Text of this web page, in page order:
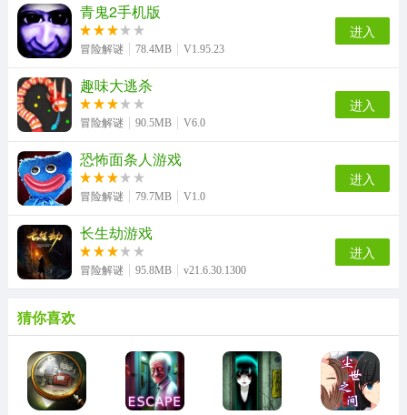
青鬼2手机版
冒险解谜 78.4MB V1.95.23
进入
趣味大逃杀
冒险解谜 90.5MB V6.0
进入
恐怖面条人游戏
冒险解谜 79.7MB V1.0
进入
长生劫游戏
冒险解谜 95.8MB v21.6.30.1300
进入
猜你喜欢